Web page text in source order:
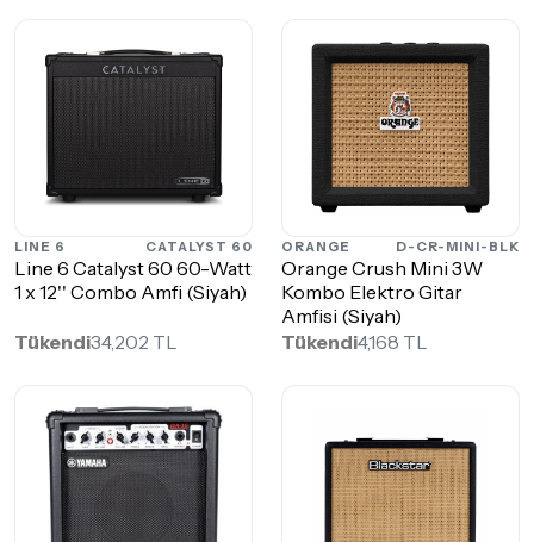
LINE 6 CATALYST 60
Line 6 Catalyst 60 60-Watt
1 x 12'' Combo Amfi (Siyah)
Tükendi34,202 TL
ORANGE D-CR-MINI-BLK
Orange Crush Mini 3W
Kombo Elektro Gitar
Amfisi (Siyah)
Tükendi4,168 TL